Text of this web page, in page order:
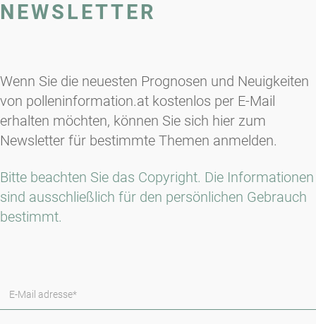
NEWSLETTER
Wenn Sie die neuesten Prognosen und Neuigkeiten
von polleninformation.at kostenlos per E-Mail
erhalten möchten, können Sie sich hier zum
Newsletter für bestimmte Themen anmelden.
Bitte beachten Sie das Copyright. Die Informationen
sind ausschließlich für den persönlichen Gebrauch
bestimmt.
E-Mail adresse*